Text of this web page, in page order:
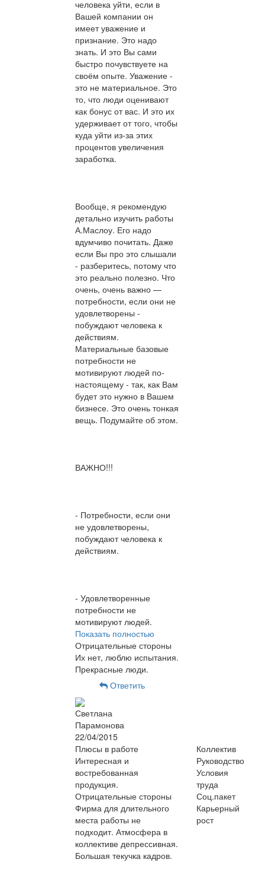
человека уйти, если в
Вашей компании он
имеет уважение и
признание. Это надо
знать. И это Вы сами
быстро почувствуете на
своём опыте. Уважение -
это не материальное. Это
то, что люди оценивают
как бонус от вас. И это их
удерживает от того, чтобы
куда уйти из-за этих
процентов увеличения
заработка.
Вообще, я рекомендую
детально изучить работы
А.Маслоу. Его надо
вдумчиво почитать. Даже
если Вы про это слышали
- разберитесь, потому что
это реально полезно. Что
очень, очень важно —
потребности, если они не
удовлетворены -
побуждают человека к
действиям.
Материальные базовые
потребности не
мотивируют людей по-
настоящему - так, как Вам
будет это нужно в Вашем
бизнесе. Это очень тонкая
вещь. Подумайте об этом.
ВАЖНО!!!
- Потребности, если они
не удовлетворены,
побуждают человека к
действиям.
- Удовлетворенные
потребности не
мотивируют людей.
Показать полностью
Отрицательные стороны
Их нет, люблю испытания.
Прекрасные люди.
Ответить
Светлана
Парамонова
22/04/2015
Плюсы в работе
Интересная и
востребованная
продукция.
Отрицательные стороны
Фирма для длительного
места работы не
подходит. Атмосфера в
коллективе депрессивная.
Большая текучка кадров.
Коллектив
Руководство
Условия
труда
Соц.пакет
Карьерный
рост